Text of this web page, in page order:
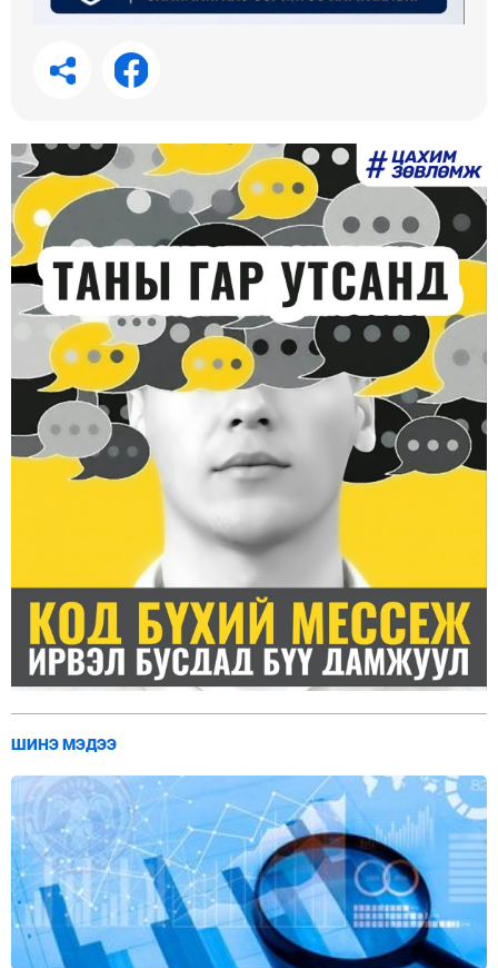
ШИНЭ МЭДЭЭ